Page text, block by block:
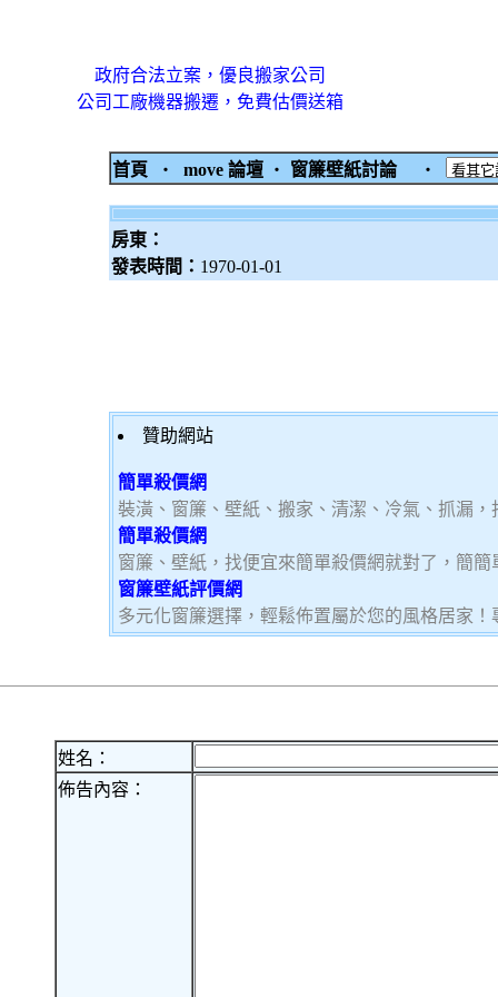
政府合法立案，優良搬家公司
公司工廠機器搬遷，免費估價送箱
首頁 ‧ move 論壇 ‧ 窗簾壁紙討論 ‧
房東：
發表時間： 1970-01-01
贊助網站
簡單殺價網
裝潢、窗簾、壁紙、搬家、清潔、冷氣、抓漏
簡單殺價網
窗簾、壁紙，找便宜來簡單殺價網就對了，簡
窗簾壁紙評價網
多元化窗簾選擇，輕鬆佈置屬於您的風格居家
姓名：
佈告內容：